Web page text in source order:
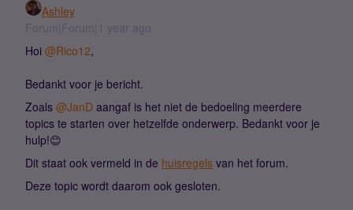
Ashley
Forum|Forum|1 year ago
Hoi @Rico12,
Bedankt voor je bericht.
Zoals @JanD aangaf is het niet de bedoeling meerdere
topics te starten over hetzelfde onderwerp. Bedankt voor je
hulp!😊
Dit staat ook vermeld in de huisregels van het forum.
Deze topic wordt daarom ook gesloten.